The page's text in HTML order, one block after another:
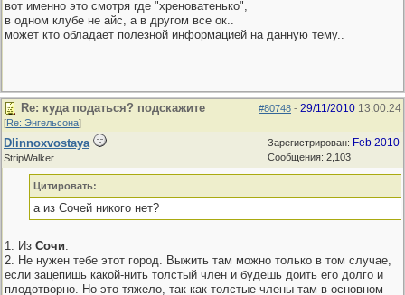
вот именно это смотря где "хреноватенько",
в одном клубе не айс, а в другом все ок..
может кто обладает полезной информацией на данную тему..
#80748 - 29/11/2010 13:00:24
Re: куда податься? подскажите
[Re: Энгельсона]
Зарегистрирован: Feb 2010
Сообщения: 2,103
Dlinnoxvostaya
StripWalker
Цитировать:
а из Сочей никого нет?
1. Из Сочи.
2. Не нужен тебе этот город. Выжить там можно только в том случае,
если зацепишь какой-нить толстый член и будешь доить его долго и
плодотворно. Но это тяжело, так как толстые члены там в основном